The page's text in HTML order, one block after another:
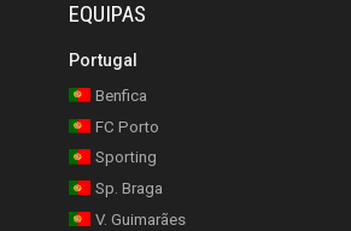
EQUIPAS
Portugal
Benfica
FC Porto
Sporting
Sp. Braga
V. Guimarães